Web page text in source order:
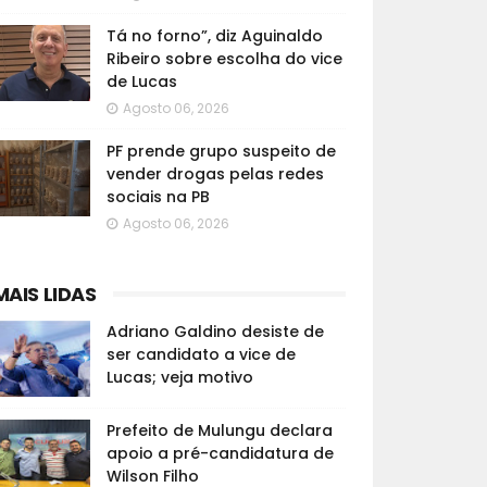
Tá no forno”, diz Aguinaldo
Ribeiro sobre escolha do vice
de Lucas
Agosto 06, 2026
PF prende grupo suspeito de
vender drogas pelas redes
sociais na PB
Agosto 06, 2026
LIDAS
Adriano Galdino desiste de
ser candidato a vice de
Lucas; veja motivo
Prefeito de Mulungu declara
apoio a pré-candidatura de
Wilson Filho